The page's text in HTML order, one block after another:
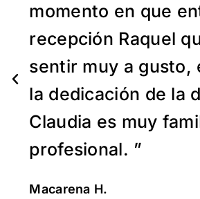
momento en que
recepción Raquel
sentir muy a gusto,
la dedicación de la
Claudia es muy
profesional. ”
Macarena H.